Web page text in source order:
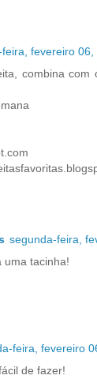
fevereiro 06,
combina
segunda-feira,
uma tacinha!
feira, fevereiro
de fazer!